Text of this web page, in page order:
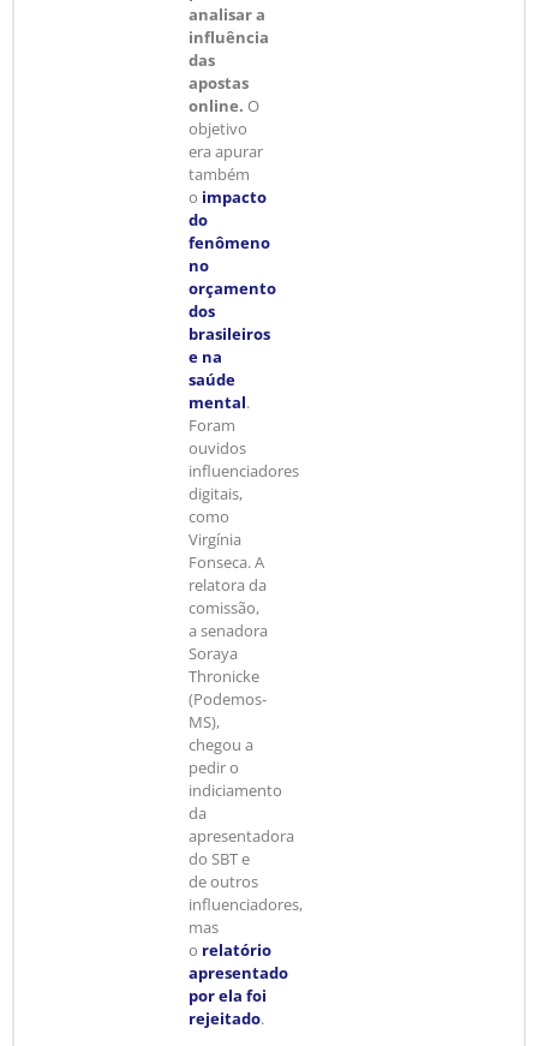
analisar a
influência
das
apostas
online. O
objetivo
era apurar
também
o impacto
do
fenômeno
no
orçamento
dos
brasileiros
e na
saúde
mental.
Foram
ouvidos
influenciadores
digitais,
como
Virgínia
Fonseca. A
relatora da
comissão,
a senadora
Soraya
Thronicke
(Podemos-
MS),
chegou a
pedir o
indiciamento
da
apresentadora
do SBT e
de outros
influenciadores,
mas
o relatório
apresentado
por ela foi
rejeitado.